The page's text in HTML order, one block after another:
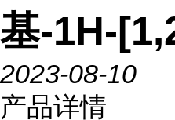
基-1H-
2023-08-10
产品详情